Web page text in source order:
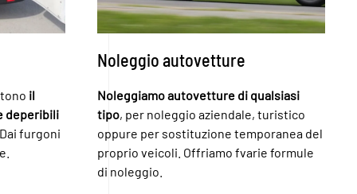
il
deperibili
furgoni
Noleggio autovetture
Noleggiamo autovetture di qualsiasi
tipo, per noleggio aziendale, turistico
oppure per sostituzione temporanea del
proprio veicoli. Offriamo fvarie formule
di noleggio.